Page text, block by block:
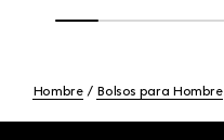
Hombre Bolsos para Hombre